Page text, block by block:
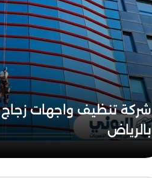
شركة تنظيف واجهات زجاج
بالرياض